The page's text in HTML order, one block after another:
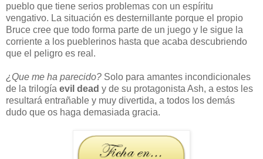
pueblo que tiene serios problemas con un espíritu
vengativo. La situación es desternillante porque el propio
Bruce cree que todo forma parte de un juego y le sigue la
corriente a los pueblerinos hasta que acaba descubriendo
que el peligro es real.
¿Que me ha parecido? Solo para amantes incondicionales
de la trilogía evil dead y de su protagonista Ash, a estos les
resultará entrañable y muy divertida, a todos los demás
dudo que os haga demasiada gracia.